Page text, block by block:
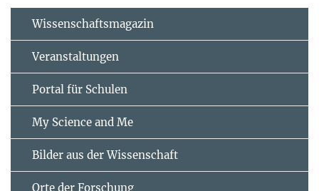
Wissenschaftsmagazin
Veranstaltungen
Portal für Schulen
My Science and Me
Bilder aus der Wissenschaft
Orte der Forschung